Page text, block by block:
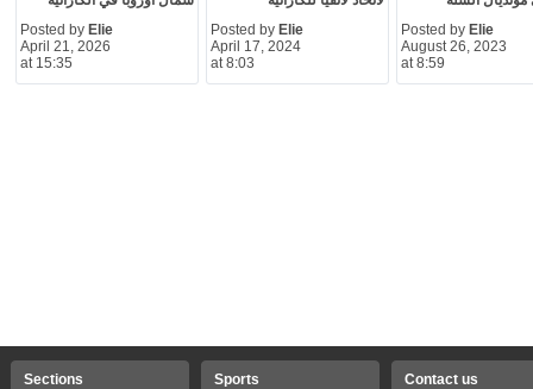
Posted by Elie
April 21, 2026
at 15:35
Posted by Elie
April 17, 2024
at 8:03
Posted by Elie
August 26, 2023
at 8:59
Sections
Sports
Contact us